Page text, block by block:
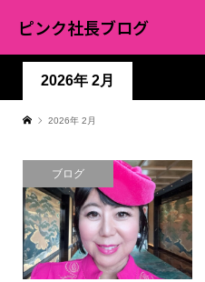
ピンク社長ブログ
2026年 2月
2026年 2月
ブログ